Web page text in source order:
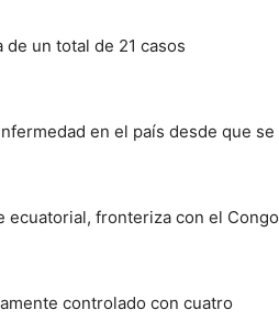
un total de 21 casos
en el país desde que se
ecuatorial, fronteriza con el Congo
controlado con cuatro